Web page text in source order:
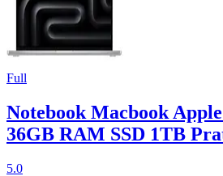
Full
Notebook Macbook
36GB RAM SSD 1TB
5.0